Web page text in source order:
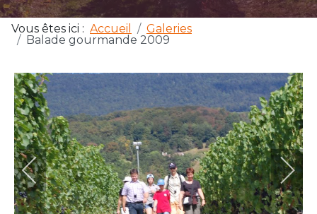
Vous êtes ici : Accueil
Galeries
Balade gourmande 2009